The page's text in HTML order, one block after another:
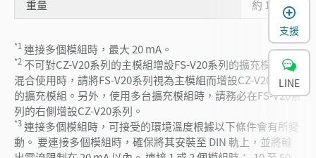
重量 約 100 g
*1連接多個模組時，最大 20 mA。
*2 不可對CZ-V20系列的主模組增設FS-V20系列的擴充模組。
混合使用時，請將FS-V20系列視為主模組而增設CZ-V20系列
的擴充模組。另外，使用多台擴充模組時，請務必在FS-V20系
列的右側增設CZ-V20系列。
*3連接多個模組時，可接受的環境溫度根據以下條件會有所變
動。 要連接多個模組時，確保將其安裝至 DIN 軌上，並將輸
支援
LINE